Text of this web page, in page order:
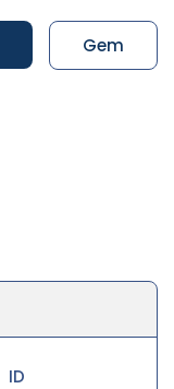
Gem
ID